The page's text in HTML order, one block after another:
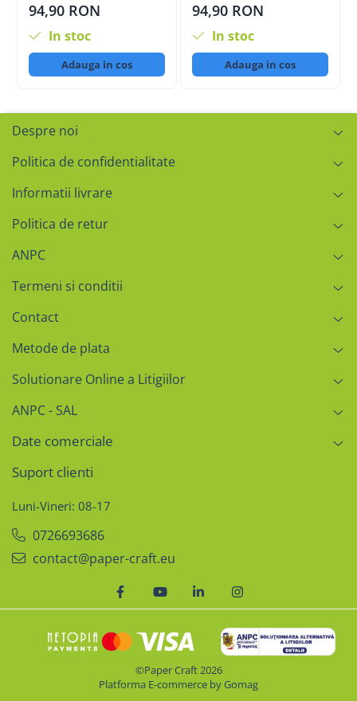
94,90 RON
In stoc
Adauga in cos
94,90 RON
In stoc
Adauga in cos
Despre noi
Politica de confidentialitate
Informatii livrare
Politica de retur
ANPC
Termeni si conditii
Contact
Metode de plata
Solutionare Online a Litigiilor
ANPC - SAL
Date comerciale
Suport clienti
Luni-Vineri: 08-17
0726693686
contact@paper-craft.eu
©Paper Craft 2026
Platforma E-commerce by Gomag